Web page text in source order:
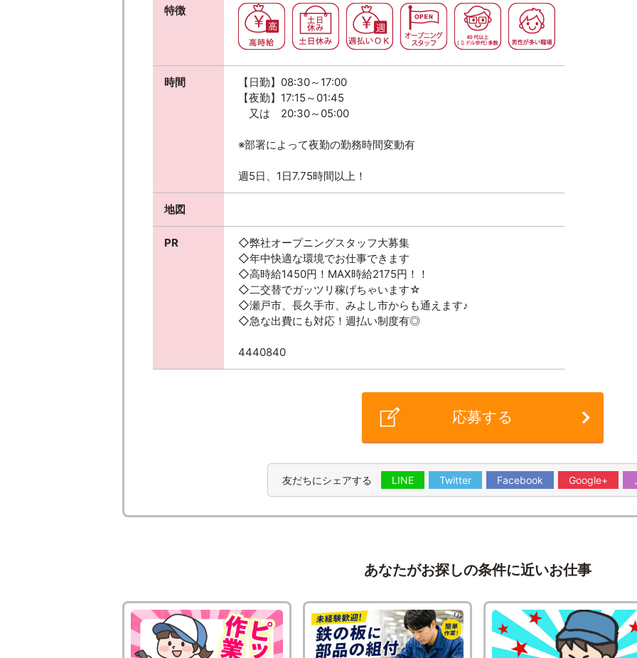
特徴 高時給 土日休み 週払いＯＫオープニングスタッフ４０代以上（ミドル世
時間
【日勤】08:30～17:00
【夜勤】17:15～01:45
又は 20:30～05:00
※部署によって夜勤の勤務時間変動有
週5日、1日7.75時間以上！
地図
PR
◇弊社オープニングスタッフ大募集
◇年中快適な環境でお仕事できます
◇高時給1450円！MAX時給2175円！！
◇二交替でガッツリ稼げちゃいます☆
◇瀬戸市、長久手市、みよし市からも通えます♪
◇急な出費にも対応！週払い制度有◎
4440840
応募する
友だちにシェアする LINE Twitter Facebook Google+
あなたがお探しの条件に近いお仕事